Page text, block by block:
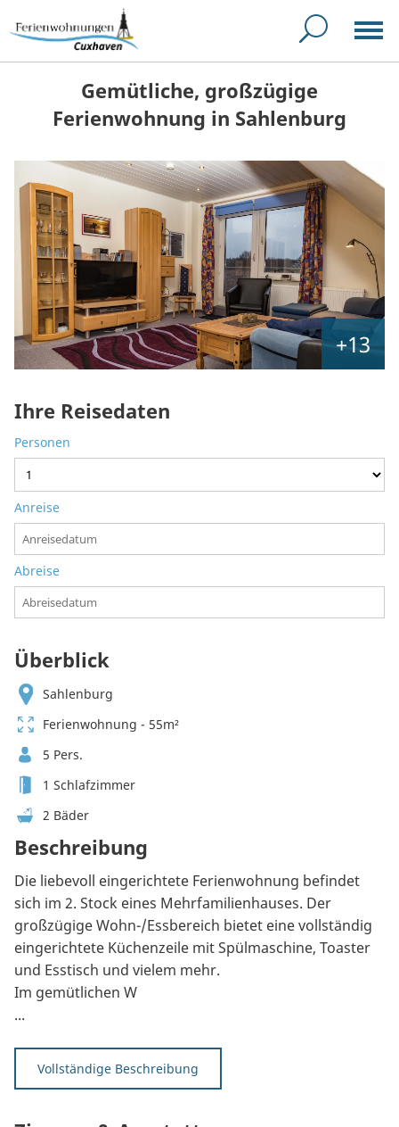
Gemütliche, großzügige
Ferienwohnung in Sahlenburg
+13
Ihre Reisedaten
Personen
Anreise
Abreise
Überblick
Sahlenburg
Ferienwohnung - 55m²
5 Pers.
1 Schlafzimmer
2 Bäder
Beschreibung
Die liebevoll eingerichtete Ferienwohnung befindet
sich im 2. Stock eines Mehrfamilienhauses. Der
großzügige Wohn-/Essbereich bietet eine vollständig
eingerichtete Küchenzeile mit Spülmaschine, Toaster
und Esstisch und vielem mehr.
Im gemütlichen W
...
Vollständige Beschreibung